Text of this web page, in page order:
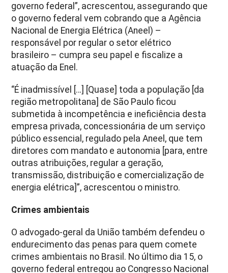
governo federal”, acrescentou, assegurando que
o governo federal vem cobrando que a Agência
Nacional de Energia Elétrica (Aneel) –
responsável por regular o setor elétrico
brasileiro – cumpra seu papel e fiscalize a
atuação da Enel.
“É inadmissível […] [Quase] toda a população [da
região metropolitana] de São Paulo ficou
submetida à incompetência e ineficiência desta
empresa privada, concessionária de um serviço
público essencial, regulado pela Aneel, que tem
diretores com mandato e autonomia [para, entre
outras atribuições, regular a geração,
transmissão, distribuição e comercialização de
energia elétrica]”, acrescentou o ministro.
Crimes ambientais
O advogado-geral da União também defendeu o
endurecimento das penas para quem comete
crimes ambientais no Brasil. No último dia 15, o
governo federal entregou ao Congresso Nacional